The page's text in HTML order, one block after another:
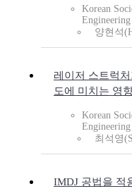
Korean
Engineering
양현석
레이저 스트럭
도에 미치는 영
Korean
Engineering
최석영
IMDJ 공법을 적